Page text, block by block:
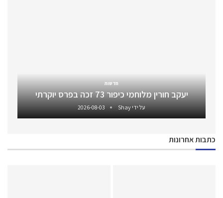
חדשות
יעקב חורין מלוחמי כיפור 73 זכה בפרס יוקרתי
על ידיShay
2026-08-03
כתבות אחרונות